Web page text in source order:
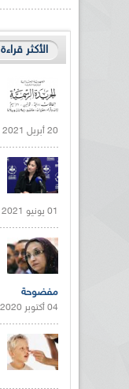
الأكثر قراءة
20 أبريل 2021 |
01 يونيو 2021 |
مفضوحة
04 أكتوبر 2020 |